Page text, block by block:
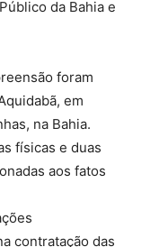
da Bahia e
foram
em
na Bahia.
físicas e duas
aos fatos
contratação das